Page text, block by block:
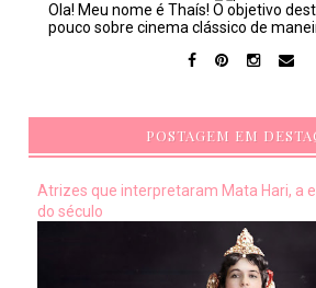
Ola! Meu nome é Thaís! O objetivo
pouco sobre cinema clássico de
POSTAGEM EM
Atrizes que interpretaram Mata Hari, a
do século